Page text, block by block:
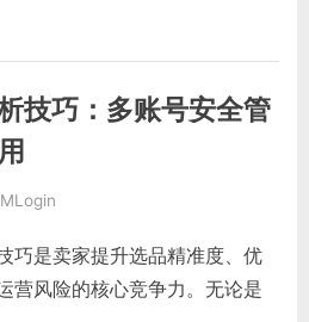
技巧：多账号安全管
巧是卖家提升选品精准度、优
营风险的核心竞争力。无论是